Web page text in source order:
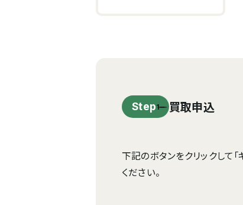
Step 買取申込
下記のボタンをクリックして
ください。